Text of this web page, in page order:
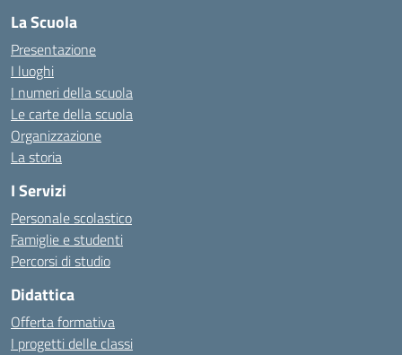
La Scuola
Presentazione
I luoghi
I numeri della scuola
Le carte della scuola
Organizzazione
La storia
I Servizi
Personale scolastico
Famiglie e studenti
Percorsi di studio
Didattica
Offerta formativa
I progetti delle classi